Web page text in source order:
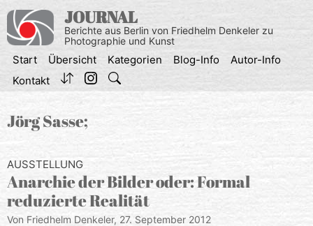
Inhalt
springen
JOURNAL
Berichte aus Berlin von Friedhelm Denkeler zu
Photographie und Kunst
Start Übersicht Kategorien Blog-Info
Autor-Info
Kontakt
Jörg Sasse;
AUSSTELLUNG
Anarchie der Bilder oder: Formal
reduzierte Realität
Von Friedhelm Denkeler, 27. September 2012